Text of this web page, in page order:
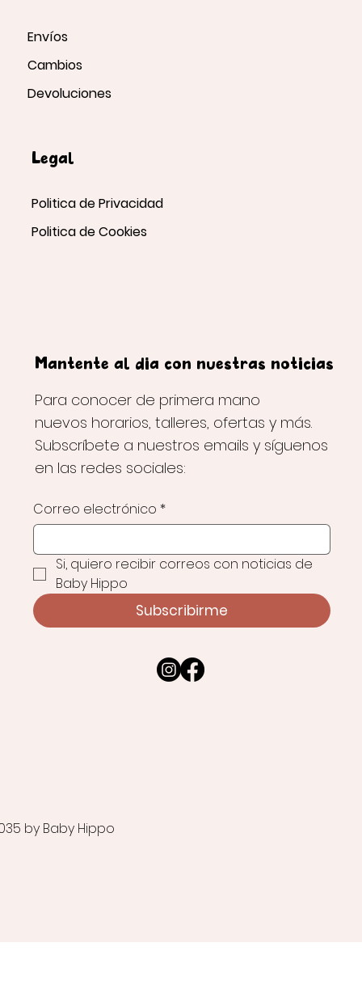
Envíos
Cambios
Devoluciones
Legal
Politica de Privacidad
Politica de Cookies
Mantente al día con nuestras noticias
Para conocer de primera mano
nuevos horarios, talleres, ofertas y más.
Subscríbete a nuestros emails y síguenos
en las redes sociales:
Correo electrónico *
Si, quiero recibir correos con noticias de
Baby Hippo
Subscribirme
by Baby Hippo